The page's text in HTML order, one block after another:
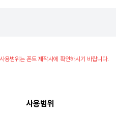
용범위는 폰트 제작사에 확인하시기 바랍니다.
사용범위